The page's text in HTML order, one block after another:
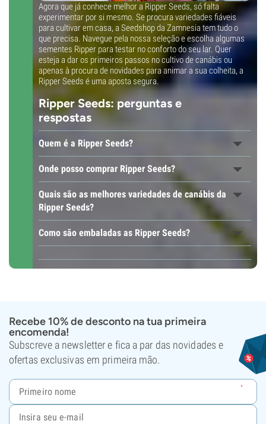
Agora que já conhece melhor a Ripper Seeds, só falta
experimentar por si mesmo. Se procura variedades fiáveis
para cultivar em casa, a Seedshop da Zamnesia tem tudo o
que precisa. Navegue pela nossa seleção e escolha algumas
sementes Ripper para testar no conforto do seu lar. Quer
esteja a dar os primeiros passos no cultivo de canábis ou
apenas à procura de novidades para animar a sua colheita, a
Ripper Seeds é uma aposta segura.
Ripper Seeds: perguntas e
respostas
Quem é a Ripper Seeds?
Onde posso comprar Ripper Seeds?
Quais são as melhores variedades de canábis da
Ripper Seeds?
Como são embaladas as Ripper Seeds?
Recebe 10% de desconto na tua primeira
encomenda!
Subscreve a newsletter e fica a par das novidades e
ofertas exclusivas em primeira mão.